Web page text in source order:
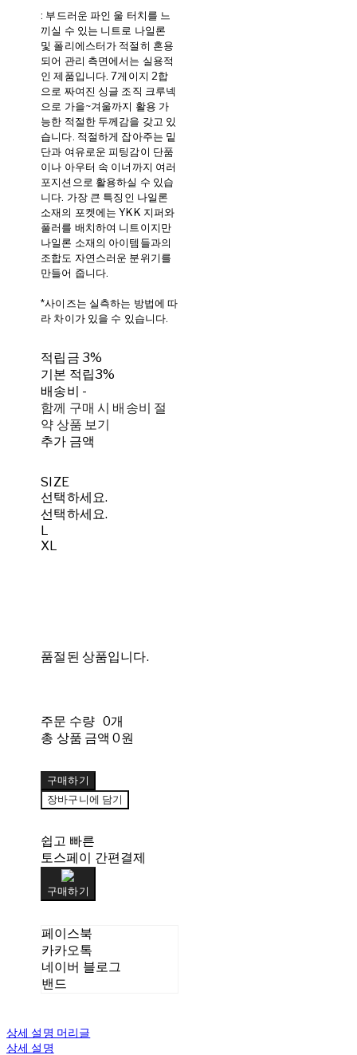
: 부드러운 파인 울 터치를 느
끼실 수 있는 니트로 나일론
및 폴리에스터가 적절히 혼용
되어 관리 측면에서는 실용적
인 제품입니다. 7게이지 2합
으로 짜여진 싱글 조직 크루넥
으로 가을~겨울까지 활용 가
능한 적절한 두께감을 갖고 있
습니다. 적절하게 잡아주는 밑
단과 여유로운 피팅감이 단품
이나 아우터 속 이너까지 여러
포지션으로 활용하실 수 있습
니다. 가장 큰 특징인 나일론
소재의 포켓에는 YKK 지퍼와
풀러를 배치하여 니트이지만
나일론 소재의 아이템들과의
조합도 자연스러운 분위기를
만들어 줍니다.
*사이즈는 실측하는 방법에 따
라 차이가 있을 수 있습니다.
적립금 3%
기본 적립3%
배송비 -
함께 구매 시 배송비 절
약 상품 보기
추가 금액
SIZE
선택하세요.
선택하세요.
L
XL
품절된 상품입니다.
주문 수량 0개
총 상품 금액 0원
구매하기
장바구니에 담기
쉽고 빠른
토스페이 간편결제
구매하기
페이스북
카카오톡
네이버 블로그
밴드
상세 설명 머리글
상세 설명